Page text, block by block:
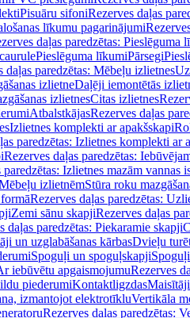
Pisuāru sifoniRezerves daļas
līkumu pagarinājumi
daļas paredzētas: Pieslēguma
Pieslēguma līkumiPārsegi
daļas paredzētas: Mēbeļu izlietnes
izlietneDaļēji iemontētās
izlietnesCitas izlietnes
AtbalstkājasRezerves daļas
Izlietnes komplekti ar apakšskapi
paredzētas: Izlietnes komplekti ar
Rezerves daļas paredzētas:
paredzētas: Izlietnes mazām vannas
izlietnēmStūra roku
Rezerves daļas paredzētas:
Zemi sānu skapjiRezerves daļas
daļas paredzētas: Piekaramie skapji
un uzglabāšanas kārbasDvieļu
Spoguļi un spoguļskapjiSpoguļi
iebūvētu apgaismojumuRezerves
piederumiKontaktligzdasMaisītāji
izmantojot elektrotīkluVertikāla
Rezerves daļas paredzētas: